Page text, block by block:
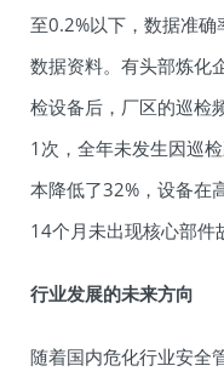
至0.2%以下，数据准
数据资料。有头部炼化
检设备后，厂区的巡检
1次，全年未发生因巡
本降低了32%，设备在
14个月未出现核心部件
行业发展的未来方向
随着国内危化行业安全